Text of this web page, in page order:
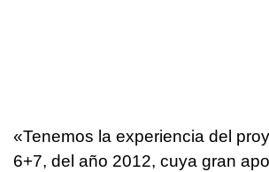
«Tenemos la experiencia del
6+7, del año 2012, cuya gran